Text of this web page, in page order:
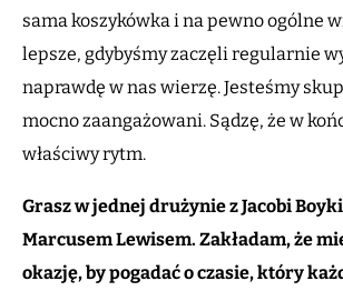
sama koszykówka i na pewno ogólne
lepsze, gdybyśmy zaczęli regularnie
naprawdę w nas wierzę. Jesteśmy
mocno zaangażowani. Sądzę, że w
właściwy rytm.
Grasz w jednej drużynie z Jacobi
Marcusem Lewisem. Zakładam, że
okazję, by pogadać o czasie, który